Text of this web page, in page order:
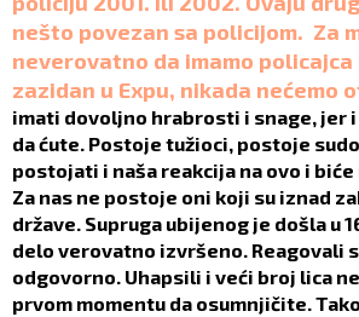
nešto povezan sa policijom. Za
neverovatno da imamo policajca
zazidan u Expu, nikada nećemo
imati dovoljno hrabrosti i snage, jer i
da ćute. Postoje tužioci, postoje
postojati i naša reakcija na ovo i biće
Za nas ne postoje oni koji su iznad
države. Supruga ubijenog je došla u
delo verovatno izvršeno. Reagovali
odgovorno. Uhapsili i veći broj lica
prvom momentu da osumnjičite.